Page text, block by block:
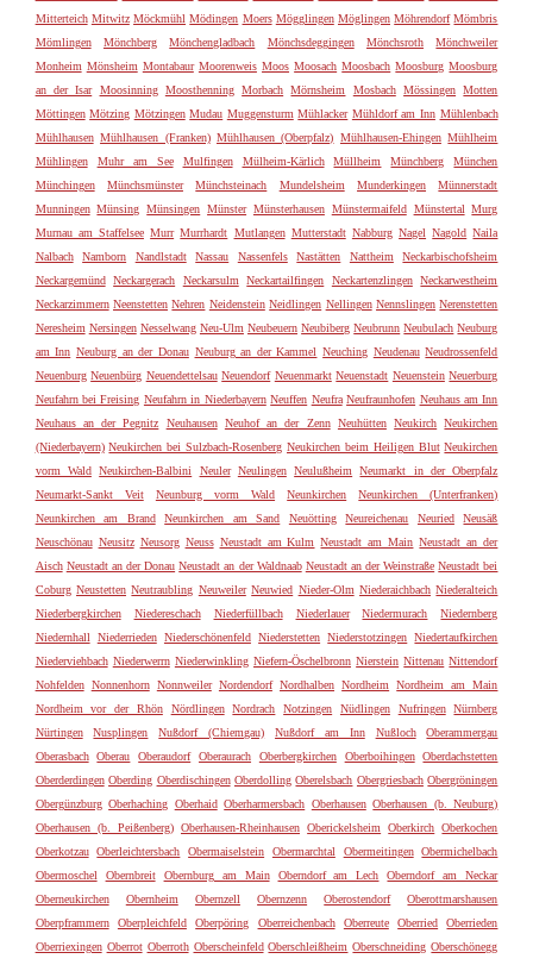
Mitterteich Mitwitz Möckmühl Mödingen Moers Mögglingen Möglingen Möhrendorf Mömbris
Mömlingen
Mönchberg Mönchengladbach Mönchsdeggingen Mönchsroth
Mönchweiler
Monheim Mönsheim Montabaur Moorenweis Moos Moosach Moosbach Moosburg Moosburg
an der Isar
Moosinning Moosthenning Morbach Mörnsheim Mosbach Mössingen Motten
Möttingen Mötzing Mötzingen Mudau Muggensturm Mühlacker Mühldorf am Inn Mühlenbach
Mühlhausen Mühlhausen (Franken) Mühlhausen (Oberpfalz) Mühlhausen-Ehingen Mühlheim
Mühlingen
Muhr am See Mulfingen Mülheim-Kärlich Müllheim Münchberg
München
Münchingen
Münchsmünster Münchsteinach Mundelsheim Munderkingen
Münnerstadt
Munningen Münsing Münsingen Münster Münsterhausen Münstermaifeld Münstertal Murg
Murnau am Staffelsee Murr Murrhardt Mutlangen Mutterstadt Nabburg Nagel Nagold Naila
Nalbach
Namborn Nandlstadt Nassau Nassenfels Nastätten Nattheim
Neckarbischofsheim
Neckargemünd Neckargerach Neckarsulm Neckartailfingen Neckartenzlingen Neckarwestheim
Neckarzimmern Neenstetten Nehren Neidenstein Neidlingen Nellingen Nennslingen Nerenstetten
Neresheim Nersingen Nesselwang Neu-Ulm Neubeuern Neubiberg Neubrunn Neubulach Neuburg
am Inn Neuburg an der Donau Neuburg an der Kammel Neuching Neudenau Neudrossenfeld
Neuenburg Neuenbürg Neuendettelsau Neuendorf Neuenmarkt Neuenstadt Neuenstein Neuerburg
Neufahrn bei Freising Neufahrn in Niederbayern Neuffen Neufra Neufraunhofen Neuhaus am Inn
Neuhaus an der Pegnitz
Neuhausen Neuhof an der Zenn Neuhütten Neukirch Neukirchen
(Niederbayern) Neukirchen bei Sulzbach-Rosenberg Neukirchen beim Heiligen Blut Neukirchen
vorm Wald Neukirchen-Balbini Neuler Neulingen Neulußheim
Neumarkt in der Oberpfalz
Neumarkt-Sankt Veit
Neunburg vorm Wald Neunkirchen
Neunkirchen (Unterfranken)
Neunkirchen am Brand
Neunkirchen am Sand Neuötting Neureichenau Neuried
Neusäß
Neuschönau Neusitz Neusorg Neuss Neustadt am Kulm Neustadt am Main Neustadt an der
Aisch Neustadt an der Donau Neustadt an der Waldnaab Neustadt an der Weinstraße Neustadt bei
Coburg Neustetten Neutraubling Neuweiler Neuwied Nieder-Olm Niederaichbach Niederalteich
Niederbergkirchen
Niedereschach Niederfüllbach Niederlauer Niedermurach
Niedernberg
Niedernhall
Niederrieden Niederschönenfeld Niederstetten Niederstotzingen Niedertaufkirchen
Niederviehbach Niederwerrn Niederwinkling Niefern-Öschelbronn Nierstein Nittenau Nittendorf
Nohfelden Nonnenhorn Nonnweiler Nordendorf Nordhalben Nordheim
Nordheim am Main
Nordheim vor der Rhön
Nördlingen Nordrach Notzingen Nüdlingen Nufringen
Nürnberg
Nürtingen
Nusplingen Nußdorf (Chiemgau) Nußdorf am Inn Nußloch
Oberammergau
Oberasbach
Oberau Oberaudorf Oberaurach Oberbergkirchen Oberboihingen
Oberdachstetten
Oberderdingen Oberding Oberdischingen Oberdolling Oberelsbach Obergriesbach Obergröningen
Obergünzburg Oberhaching Oberhaid Oberharmersbach Oberhausen Oberhausen (b. Neuburg)
Oberhausen (b. Peißenberg) Oberhausen-Rheinhausen Oberickelsheim Oberkirch Oberkochen
Oberkotzau
Oberleichtersbach Obermaiselstein Obermarchtal Obermeitingen
Obermichelbach
Obermoschel
Obernbreit Obernburg am Main Oberndorf am Lech
Oberndorf am Neckar
Oberneukirchen
Obernheim Obernzell Obernzenn Oberostendorf
Oberottmarshausen
Oberpframmern
Oberpleichfeld Oberpöring Oberreichenbach Oberreute Oberried
Oberrieden
Oberriexingen Oberrot Oberroth Oberscheinfeld Oberschleißheim Oberschneiding Oberschönegg